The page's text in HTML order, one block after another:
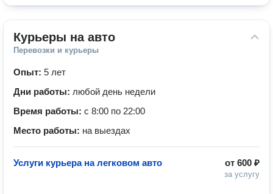
Курьеры на авто
Перевозки и курьеры
Опыт: 5 лет
Дни работы: любой день недели
Время работы: с 8:00 по 22:00
Место работы: на выездах
от 600 ₽
за услугу
Услуги курьера на легковом авто